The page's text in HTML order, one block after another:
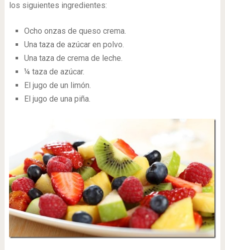
los siguientes ingredientes:
Ocho onzas de queso crema.
Una taza de azúcar en polvo.
Una taza de crema de leche.
¼ taza de azúcar.
El jugo de un limón.
El jugo de una piña.